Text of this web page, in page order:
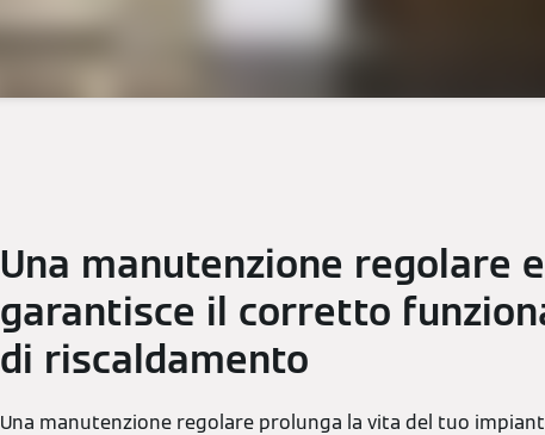
Una manutenzione regolare
garantisce il corretto
di riscaldamento
Una manutenzione regolare prolunga la vita del tuo